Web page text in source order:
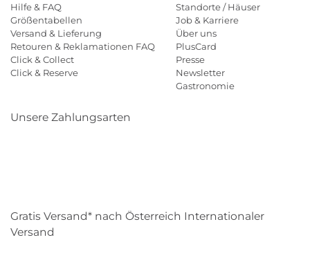
Hilfe & FAQ
Größentabellen
Versand & Lieferung
Retouren & Reklamationen FAQ
Click & Collect
Click & Reserve
Standorte / Häuser
Job & Karriere
Über uns
PlusCard
Presse
Newsletter
Gastronomie
Unsere Zahlungsarten
Gratis Versand* nach Österreich Internationaler
Versand